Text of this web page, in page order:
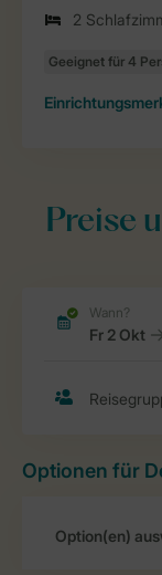
2
Preise
Optionen für